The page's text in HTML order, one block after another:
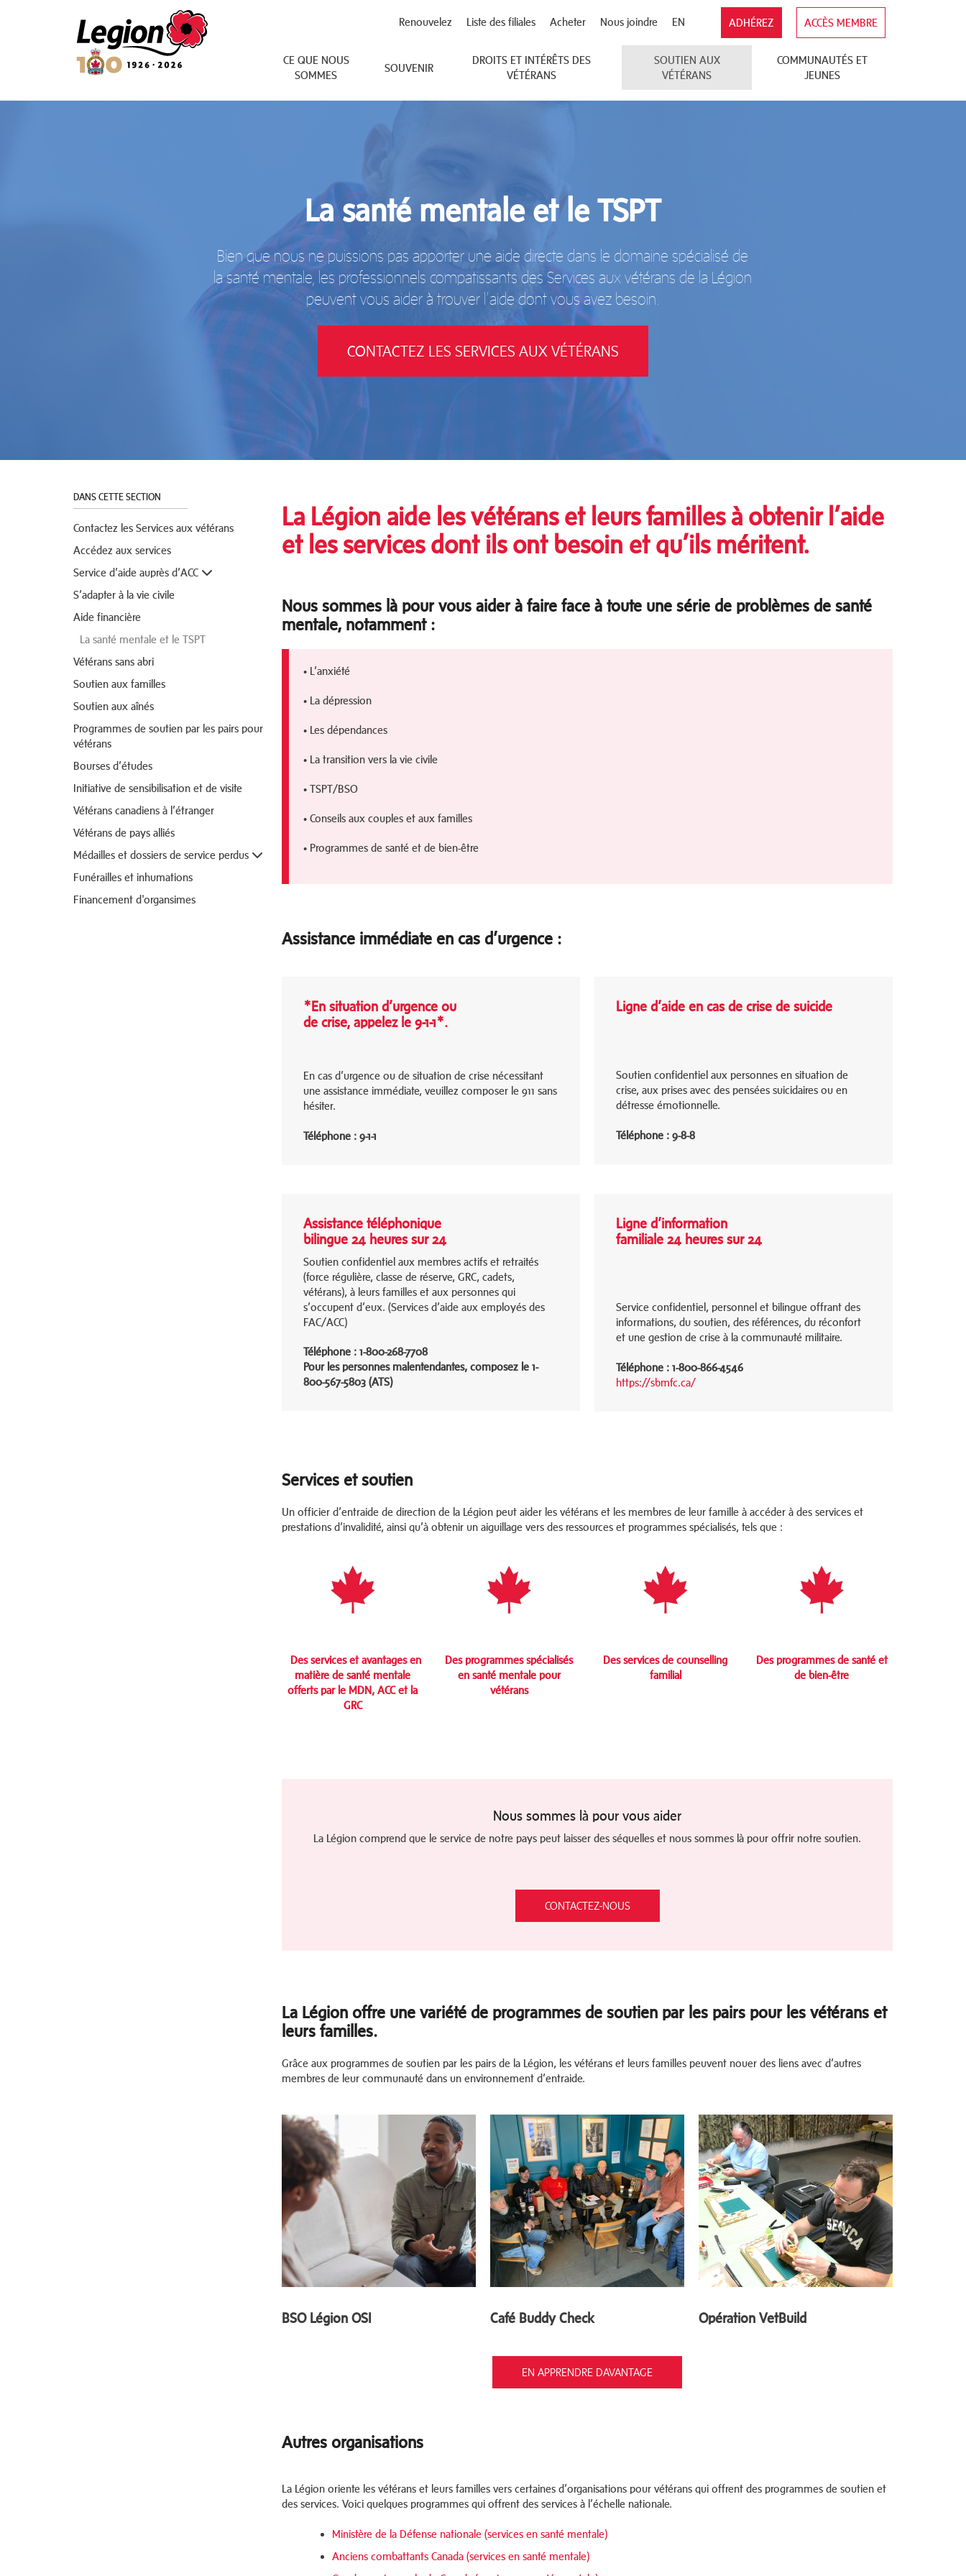
Royal Canadian Legion
ADHÉREZ ACCÈS MEMBRE
EN
Renouvelez Liste des filiales Acheter Nous joindre
CE QUE NOUS
SOMMES
SOUVENIR
DROITS ET INTÉRÊTS DES
VÉTÉRANS
SOUTIEN AUX
VÉTÉRANS
COMMUNAUTÉS ET
JEUNES
La santé mentale et le TSPT
Bien que nous ne puissions pas apporter une aide directe dans le domaine spécialisé de
la santé mentale, les professionnels compatissants des Services aux vétérans de la Légion
peuvent vous aider à trouver l’aide dont vous avez besoin.
CONTACTEZ LES SERVICES AUX VÉTÉRANS
DANS CETTE SECTION
Contactez les Services aux vétérans
Accédez aux services
Service d’aide auprès d’ACC
S’adapter à la vie civile
Aide financière
La santé mentale et le TSPT
Vétérans sans abri
Soutien aux familles
Soutien aux aînés
Programmes de soutien par les pairs pour
vétérans
Bourses d’études
Initiative de sensibilisation et de visite
Vétérans canadiens à l’étranger
Vétérans de pays alliés
Médailles et dossiers de service perdus
Funérailles et inhumations
Financement d'organsimes
La Légion aide les vétérans et leurs familles à obtenir l’aide
et les services dont ils ont besoin et qu’ils méritent.
Nous sommes là pour vous aider à faire face à toute une série de problèmes de santé
mentale, notamment :
• L’anxiété
• La dépression
• Les dépendances
• La transition vers la vie civile
• TSPT/BSO
• Conseils aux couples et aux familles
• Programmes de santé et de bien-être
Assistance immédiate en cas d’urgence :
*En situation d’urgence ou
de crise, appelez le 9-1-1*.
En cas d’urgence ou de situation de crise nécessitant
une assistance immédiate, veuillez composer le 911 sans
hésiter.
Téléphone : 9-1-1
Ligne d’aide en cas de crise de suicide
Soutien confidentiel aux personnes en situation de
crise, aux prises avec des pensées suicidaires ou en
détresse émotionnelle.
Téléphone : 9-8-8
Assistance téléphonique
bilingue 24 heures sur 24
Soutien confidentiel aux membres actifs et retraités
(force régulière, classe de réserve, GRC, cadets,
vétérans), à leurs familles et aux personnes qui
s’occupent d’eux. (Services d’aide aux employés des
FAC/ACC)
Téléphone : 1-800-268-7708
Pour les personnes malentendantes, composez le 1-
800-567-5803 (ATS)
Ligne d’information
familiale 24 heures sur 24
Service confidentiel, personnel et bilingue offrant des
informations, du soutien, des références, du réconfort
et une gestion de crise à la communauté militaire.
Téléphone : 1-800-866-4546
https://sbmfc.ca/
Services et soutien
Un officier d’entraide de direction de la Légion peut aider les vétérans et les membres de leur famille à accéder à des services et
prestations d’invalidité, ainsi qu’à obtenir un aiguillage vers des ressources et programmes spécialisés, tels que :
Des services et avantages en
matière de santé mentale
offerts par le MDN, ACC et la
GRC
Des programmes spécialisés
en santé mentale pour
vétérans
Des services de counselling
familial
Des programmes de santé et
de bien-être
Nous sommes là pour vous aider
La Légion comprend que le service de notre pays peut laisser des séquelles et nous sommes là pour offrir notre soutien.
CONTACTEZ-NOUS
La Légion offre une variété de programmes de soutien par les pairs pour les vétérans et
leurs familles.
Grâce aux programmes de soutien par les pairs de la Légion, les vétérans et leurs familles peuvent nouer des liens avec d’autres
membres de leur communauté dans un environnement d’entraide.
BSO Légion OSI Café Buddy Check Opération VetBuild
EN APPRENDRE DAVANTAGE
Autres organisations
La Légion oriente les vétérans et leurs familles vers certaines d’organisations pour vétérans qui offrent des programmes de soutien et
des services. Voici quelques programmes qui offrent des services à l’échelle nationale.
Ministère de la Défense nationale (services en santé mentale)
Anciens combattants Canada (services en santé mentale)